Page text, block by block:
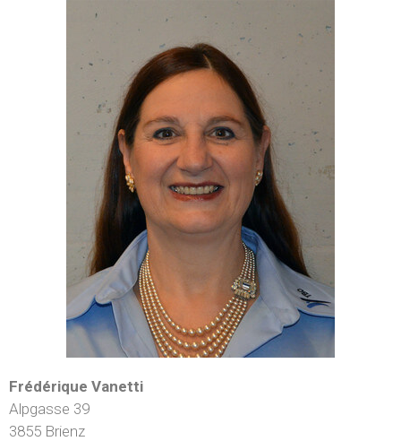
Frédérique Vanetti
Alpgasse 39
3855 Brienz